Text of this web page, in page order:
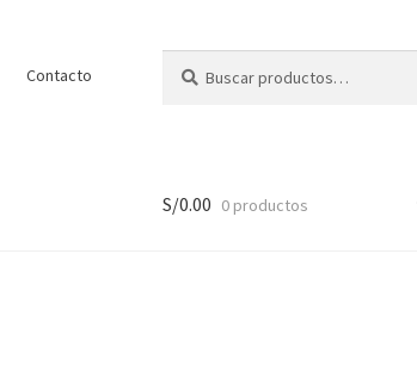
Contacto
S/0.00 0 productos